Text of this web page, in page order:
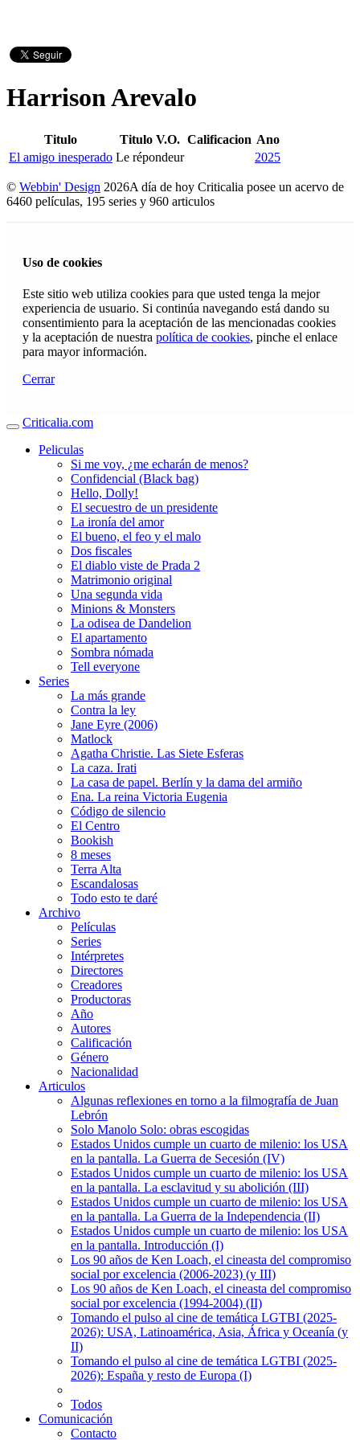
Harrison Arevalo
Titulo Titulo V.O. Calificacion Ano
El amigo inesperado Le répondeur 2025
© Webbin' Design 2026A día de hoy Criticalia posee un acervo de
6460 películas, 195 series y 960 articulos
Uso de cookies
Este sitio web utiliza cookies para que usted tenga la mejor
experiencia de usuario. Si continúa navegando está dando su
consentimiento para la aceptación de las mencionadas cookies
y la aceptación de nuestra política de cookies, pinche el enlace
para mayor información.
Cerrar
Criticalia.com
Peliculas
Si me voy, ¿me echarán de menos?
Confidencial (Black bag)
Hello, Dolly!
El secuestro de un presidente
La ironía del amor
El bueno, el feo y el malo
Dos fiscales
El diablo viste de Prada 2
Matrimonio original
Una segunda vida
Minions & Monsters
La odisea de Dandelion
El apartamento
Sombra nómada
Tell everyone
Series
La más grande
Contra la ley
Jane Eyre (2006)
Matlock
Agatha Christie. Las Siete Esferas
La caza. Irati
La casa de papel. Berlín y la dama del armiño
Ena. La reina Victoria Eugenia
Código de silencio
El Centro
Bookish
8 meses
Terra Alta
Escandalosas
Todo esto te daré
Archivo
Películas
Series
Intérpretes
Directores
Creadores
Productoras
Año
Autores
Calificación
Género
Nacionalidad
Articulos
Algunas reflexiones en torno a la filmografía de Juan
Lebrón
Solo Manolo Solo: obras escogidas
Estados Unidos cumple un cuarto de milenio: los USA
en la pantalla. La Guerra de Secesión (IV)
Estados Unidos cumple un cuarto de milenio: los USA
en la pantalla. La esclavitud y su abolición (III)
Estados Unidos cumple un cuarto de milenio: los USA
en la pantalla. La Guerra de la Independencia (II)
Estados Unidos cumple un cuarto de milenio: los USA
en la pantalla. Introducción (I)
Los 90 años de Ken Loach, el cineasta del compromiso
social por excelencia (2006-2023) (y III)
Los 90 años de Ken Loach, el cineasta del compromiso
social por excelencia (1994-2004) (II)
Tomando el pulso al cine de temática LGTBI (2025-
2026): USA, Latinoamérica, Asia, África y Oceanía (y
II)
Tomando el pulso al cine de temática LGTBI (2025-
2026): España y resto de Europa (I)
Todos
Comunicación
Contacto